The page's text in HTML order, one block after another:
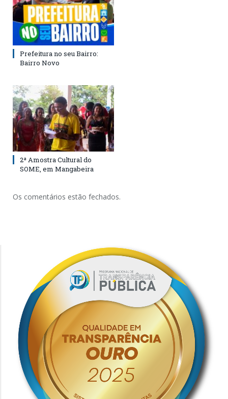
Prefeitura no seu Bairro:
Bairro Novo
2ª Amostra Cultural do
SOME, em Mangabeira
Os comentários estão fechados.